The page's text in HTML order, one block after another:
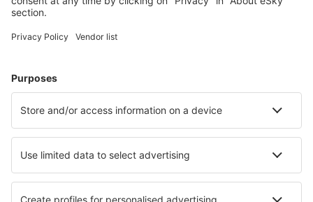
Hotellit
Kuljetukset
Lue lisää
Lentoyhtiöt